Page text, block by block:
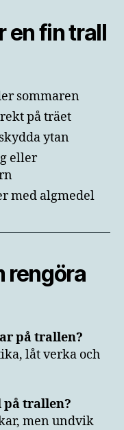
en fin trall
sommaren
på träet
ytan
eller
med algmedel
rengöra
på trallen?
låt verka och
på trallen?
men undvik